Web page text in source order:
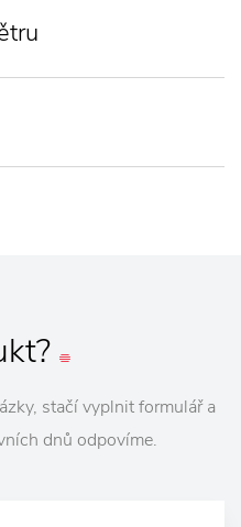
stačí vyplnit formulář a
dnů odpovíme.